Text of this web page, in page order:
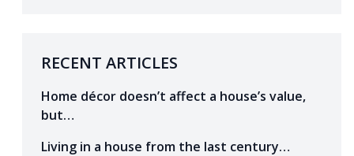
RECENT ARTICLES
Home décor doesn’t affect a house’s value,
but…
Living in a house from the last century…